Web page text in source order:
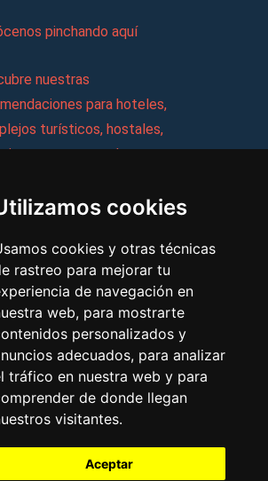
cookies
cookies y otras técnicas
rastreo para mejorar tu
de navegación en
web, para mostrarte
personalizados y
adecuados, para analizar
tráfico en nuestra web y para
de donde llegan
visitantes.
Aceptar
pinchando aquí
nuestras
para hoteles,
turísticos, hostales,
paquetes de
legal
Condiciones de uso
Ley de Viajes Combinados
privacidad
Uso de cookies
de cookies
Area privada
Contacto